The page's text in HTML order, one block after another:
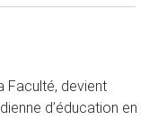
Faculté, devient
d’éducation en